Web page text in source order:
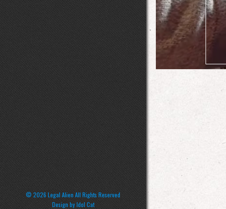
© 2026 Legal Alien All Rights Reserved
Design byIdol Cat